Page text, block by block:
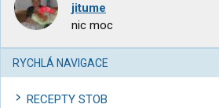
jitume
nic moc
RYCHLÁ NAVIGACE
RECEPTY STOB